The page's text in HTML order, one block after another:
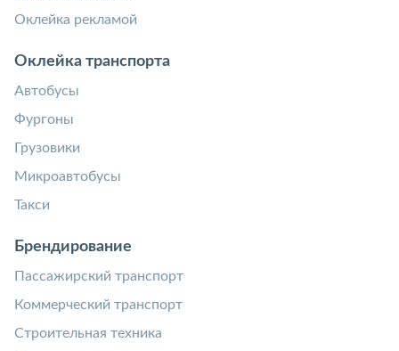
Оклейка рекламой
Оклейка транспорта
Автобусы
Фургоны
Грузовики
Микроавтобусы
Такси
Брендирование
Пассажирский транспорт
Коммерческий транспорт
Строительная техника